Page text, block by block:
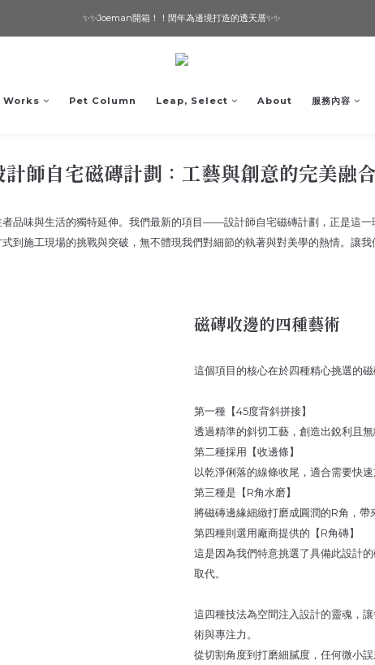
想要一個寵物友善的美宅嗎？ 🔶 即刻諮詢 🔶
✨✨Joeman開箱！！閏年為邊境打造的透天厝✨✨
想要一個寵物友善的美宅嗎？ 🔶 即刻諮詢 🔶
Works Pet Column Leap, Select About 服務內容
計師自宅磁磚計劃：工藝與創意的完美融合
品味與生活的獨特延伸。我們最新的項目——設計師自宅磁磚計劃，正是這
到施工現場的挑戰與突破，無不體現我們對細節的執著與對美學的熱情。讓
磁磚收邊的四種藝術
這個項目的核心在於四種精心挑選的
第一種【45度背斜拼接】
透過精準的斜切工藝，創造出銳利且
第二種採用【收邊條】
以乾淨俐落的線條收尾，適合需要快速
第三種是【R角水磨】
將磁磚邊緣細緻打磨成圓潤的R角，帶
第四種則選用廠商提供的【R角磚】
這是因為我們特意挑選了具備此設計
取代。
這四種技法為空間注入設計的靈魂，
術與專注力。
從切割角度到打磨細膩度，任何微小